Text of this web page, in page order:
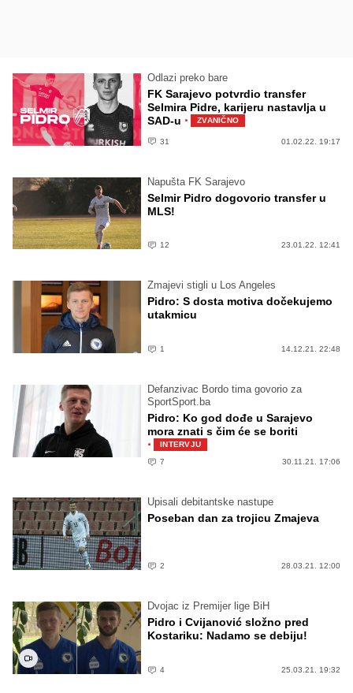
Odlazi preko bare
FK Sarajevo potvrdio transfer
Selmira Pidre, karijeru nastavlja u
SAD-u · ZVANIČNO
31 01.02.22. 19:17
Napušta FK Sarajevo
Selmir Pidro dogovorio transfer u
MLS!
12 23.01.22. 12:41
Zmajevi stigli u Los Angeles
Pidro: S dosta motiva dočekujemo
utakmicu
1 14.12.21. 22:48
Defanzivac Bordo tima govorio za
SportSport.ba
Pidro: Ko god dođe u Sarajevo
mora znati s čim će se boriti
·
INTERVJU
7
30.11.21. 17:06
Upisali debitantske nastupe
Poseban dan za trojicu Zmajeva
2 28.03.21. 12:00
Dvojac iz Premijer lige BiH
Pidro i Cvijanović složno pred
Kostariku: Nadamo se debiju!
4 25.03.21. 19:32